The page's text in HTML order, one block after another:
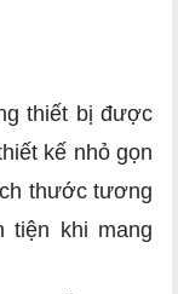
thiết bị được
kế nhỏ gọn
thước tương
tiện khi mang